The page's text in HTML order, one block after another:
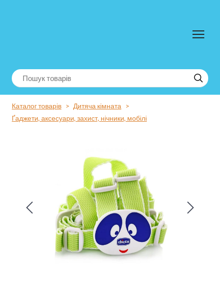
Каталог товарів
Дитяча кімната
Ґаджети, аксесуари, захист, нічники, мобілі